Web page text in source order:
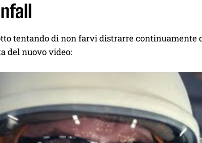
tentando di non farvi distrarre continuamente
del nuovo video: